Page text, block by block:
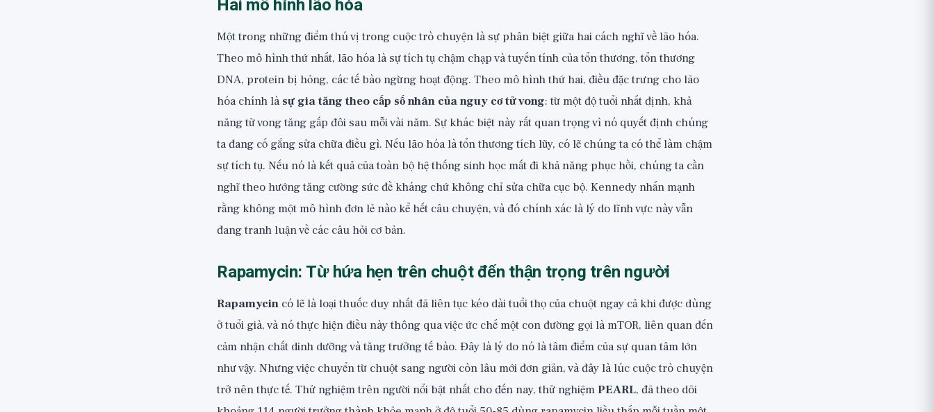
Hai mô hình lão hóa
Một trong những điểm thú vị trong cuộc trò chuyện là sự phân biệt giữa hai cách nghĩ về lão hóa.
Theo mô hình thứ nhất, lão hóa là sự tích tụ chậm chạp và tuyến tính của tổn thương, tổn thương
DNA, protein bị hỏng, các tế bào ngừng hoạt động. Theo mô hình thứ hai, điều đặc trưng cho lão
hóa chính là sự gia tăng theo cấp số nhân của nguy cơ tử vong: từ một độ tuổi nhất định, khả
năng tử vong tăng gấp đôi sau mỗi vài năm. Sự khác biệt này rất quan trọng vì nó quyết định chúng
ta đang cố gắng sửa chữa điều gì. Nếu lão hóa là tổn thương tích lũy, có lẽ chúng ta có thể làm chậm
sự tích tụ. Nếu nó là kết quả của toàn bộ hệ thống sinh học mất đi khả năng phục hồi, chúng ta cần
nghĩ theo hướng tăng cường sức đề kháng chứ không chỉ sửa chữa cục bộ. Kennedy nhấn mạnh
rằng không một mô hình đơn lẻ nào kể hết câu chuyện, và đó chính xác là lý do lĩnh vực này vẫn
đang tranh luận về các câu hỏi cơ bản.
Rapamycin: Từ hứa hẹn trên chuột đến thận trọng trên người
Rapamycin có lẽ là loại thuốc duy nhất đã liên tục kéo dài tuổi thọ của chuột ngay cả khi được dùng
ở tuổi già, và nó thực hiện điều này thông qua việc ức chế một con đường gọi là mTOR, liên quan đến
cảm nhận chất dinh dưỡng và tăng trưởng tế bào. Đây là lý do nó là tâm điểm của sự quan tâm lớn
như vậy. Nhưng việc chuyển từ chuột sang người còn lâu mới đơn giản, và đây là lúc cuộc trò chuyện
trở nên thực tế. Thử nghiệm trên người nổi bật nhất cho đến nay, thử nghiệmPEARL, đã theo dõi